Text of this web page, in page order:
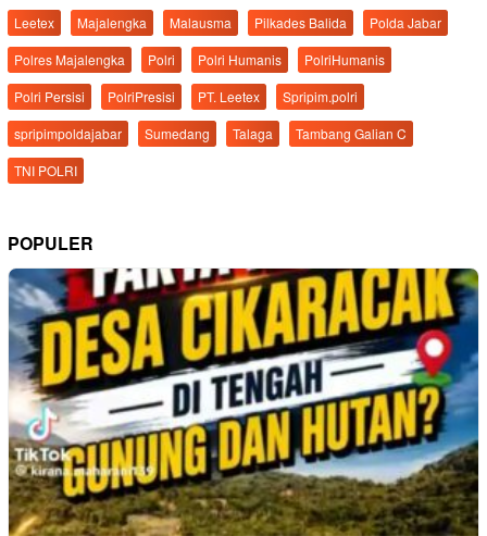
Leetex
Majalengka Malausma Pilkades Balida
Polda Jabar
Polres Majalengka
Polri Polri Humanis
PolriHumanis
Polri Persisi
PolriPresisi PT. Leetex
Spripim.polri
spripimpoldajabar
Sumedang Talaga
Tambang Galian C
TNI POLRI
POPULER